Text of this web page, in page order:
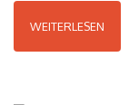
WEITERLESEN